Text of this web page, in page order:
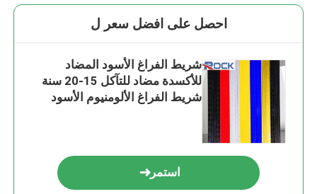
احصل على افضل سعر ل
شريط الفراغ الأسود المضاد
للأكسدة مضاد للتآكل 15-20 سنة
شريط الفراغ الألومنيوم الأسود
استمر